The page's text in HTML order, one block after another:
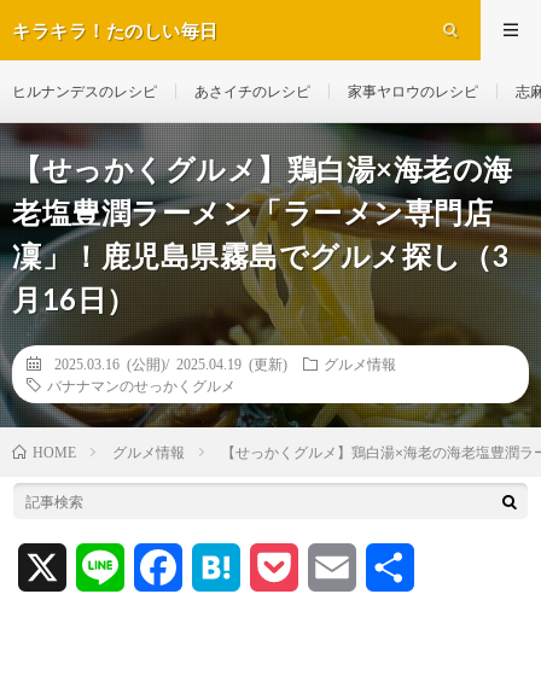
キラキラ！たのしい毎日
ヒルナンデスのレシピ あさイチのレシピ 家事ヤロウのレシピ 志
【せっかくグルメ】鶏白湯×海老の海
老塩豊潤ラーメン「ラーメン専門店
凜」！鹿児島県霧島でグルメ探し（3
月16日）
2025.03.16 (公開)/ 2025.04.19 (更新)
グルメ情報
バナナマンのせっかくグルメ
HOME グルメ情報 【せっかくグルメ】鶏白湯×海老の海老塩豊潤